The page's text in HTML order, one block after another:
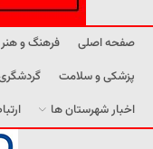
صفحه اصلی فرهنگ و هنر
پزشکی و سلامت
اخبار شهرستان ها